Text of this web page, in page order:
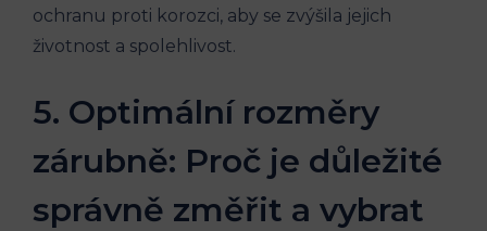
ochranu proti korozci, aby se zvýšila jejich
životnost a spolehlivost.
5. Optimální rozměry
zárubně: Proč je důležité
správně změřit a vybrat